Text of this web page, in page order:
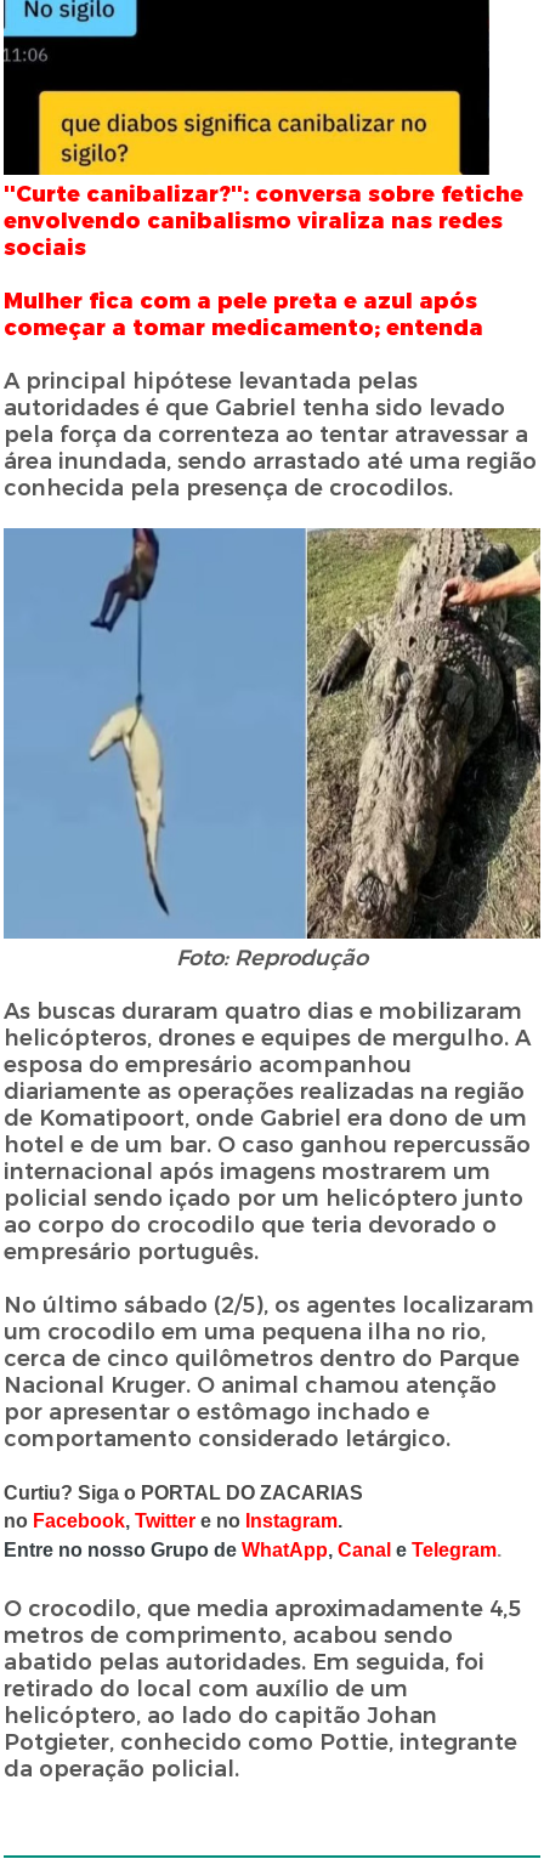
''Curte canibalizar?'': conversa sobre fetiche
envolvendo canibalismo viraliza nas redes
sociais
Mulher fica com a pele preta e azul após
começar a tomar medicamento; entenda
A principal hipótese levantada pelas
autoridades é que Gabriel tenha sido levado
pela força da correnteza ao tentar atravessar a
área inundada, sendo arrastado até uma região
conhecida pela presença de crocodilos.
Foto: Reprodução
As buscas duraram quatro dias e mobilizaram
helicópteros, drones e equipes de mergulho. A
esposa do empresário acompanhou
diariamente as operações realizadas na região
de Komatipoort, onde Gabriel era dono de um
hotel e de um bar. O caso ganhou repercussão
internacional após imagens mostrarem um
policial sendo içado por um helicóptero junto
ao corpo do crocodilo que teria devorado o
empresário português.
No último sábado (2/5), os agentes localizaram
um crocodilo em uma pequena ilha no rio,
cerca de cinco quilômetros dentro do Parque
Nacional Kruger. O animal chamou atenção
por apresentar o estômago inchado e
comportamento considerado letárgico.
Curtiu? Siga o PORTAL DO ZACARIAS
no Facebook,Twitter e no Instagram.
Entre no nosso Grupo deWhatApp,Canal eTelegram.
O crocodilo, que media aproximadamente 4,5
metros de comprimento, acabou sendo
abatido pelas autoridades. Em seguida, foi
retirado do local com auxílio de um
helicóptero, ao lado do capitão Johan
Potgieter, conhecido como Pottie, integrante
da operação policial.